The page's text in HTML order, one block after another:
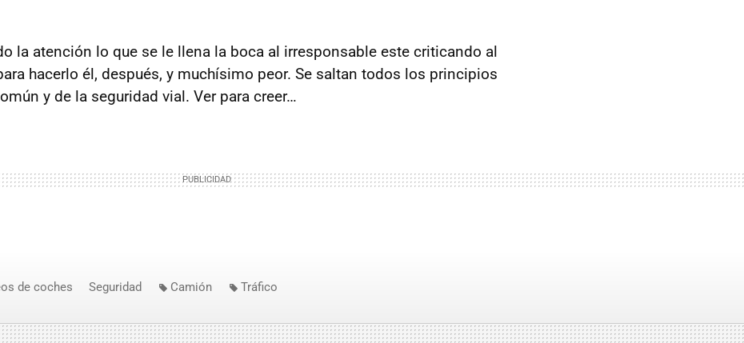
la atención lo que se le llena la boca al irresponsable este criticando al
hacerlo él, después, y muchísimo peor. Se saltan todos los principios
y de la seguridad vial. Ver para creer…
de coches Seguridad Camión Tráfico